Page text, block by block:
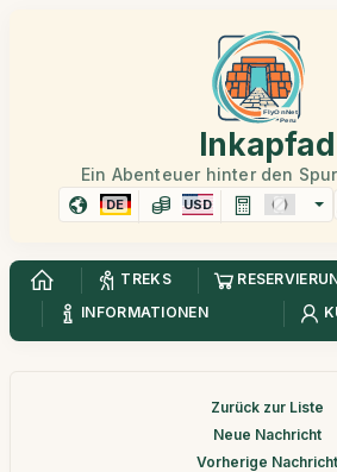
Inkapfad
Ein Abenteuer hinter den
DE USD
TREKS
INFORMATIONEN
Zurück zur Liste
Neue Nachricht
Vorherige Nachricht